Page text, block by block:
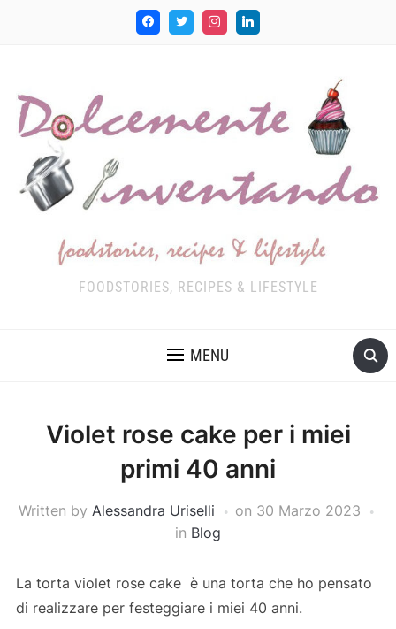
FOODSTORIES, RECIPES & LIFESTYLE
MENU
Violet rose cake per i miei
primi 40 anni
Written by Alessandra Uriselli on 30 Marzo 2023
in Blog
La torta violet rose cake è una torta che ho pensato
di realizzare per festeggiare i miei 40 anni.